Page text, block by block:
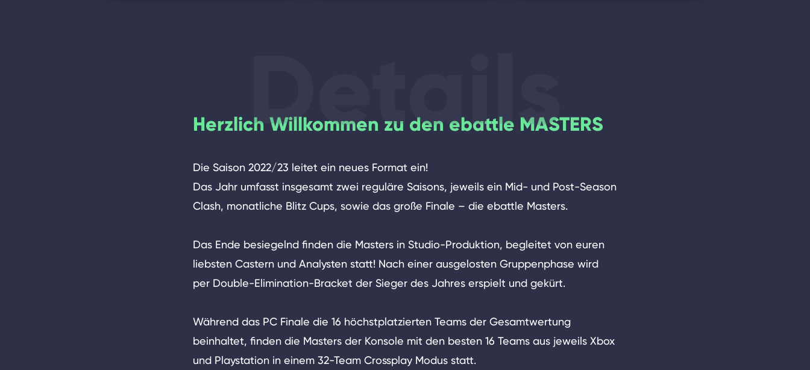
Details
Herzlich Willkommen zu den ebattle MASTERS
Die Saison 2022/23 leitet ein neues Format ein!
Das Jahr umfasst insgesamt zwei reguläre Saisons, jeweils ein Mid- und Post-Season
Clash, monatliche Blitz Cups, sowie das große Finale – die ebattle Masters.
Das Ende besiegelnd finden die Masters in Studio-Produktion, begleitet von euren
liebsten Castern und Analysten statt! Nach einer ausgelosten Gruppenphase wird
per Double-Elimination-Bracket der Sieger des Jahres erspielt und gekürt.
Während das PC Finale die 16 höchstplatzierten Teams der Gesamtwertung
beinhaltet, finden die Masters der Konsole mit den besten 16 Teams aus jeweils Xbox
und Playstation in einem 32-Team Crossplay Modus statt.